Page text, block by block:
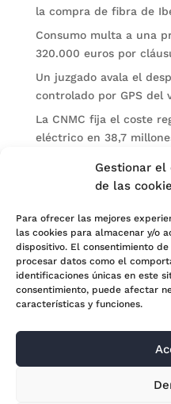
Gestionar el
de las
Para ofrecer las mejores
las cookies para almacenar y/o
dispositivo. El consentimiento
procesar datos como el
identificaciones únicas en este
consentimiento, puede afectar
características y funciones.
la compra de fibra de
Consumo multa a una
320.000 euros por
Un juzgado avala el
controlado por GPS del
La CNMC fija el coste
eléctrico en 38,7
El BOE publica
Categorías
Actualidad
Noticias Jurídicas
Subastas